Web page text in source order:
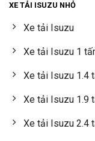
XE TẢI ISUZU NHỎ
Xe tải Isuzu
Xe tải Isuzu 1
Xe tải Isuzu 1.4
Xe tải Isuzu 1.9
Xe tải Isuzu 2.4